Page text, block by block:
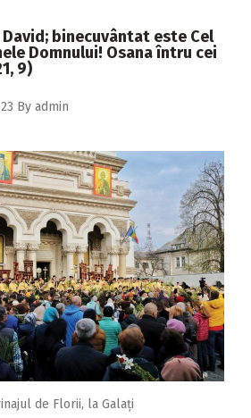
David; binecuvântat este Cel
Domnului! Osana întru cei
9)
By admin
de Florii, la Galați